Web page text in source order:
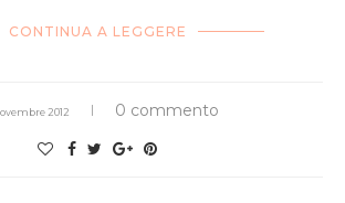
CONTINUA A LEGGERE
2012 0 commento